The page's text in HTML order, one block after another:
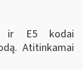
ir E5 kodai
Atitinkamai